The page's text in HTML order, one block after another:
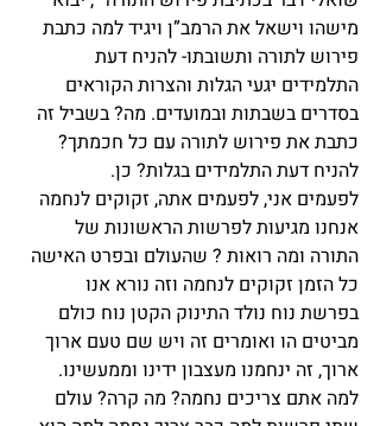
מישהו וישאל את הרמב”ן ויגיד למה כתבת
פירוש לתורה ותשובתו- להניח דעת
התלמידים יגעי הגלות והצרות הקוראים
בסדרים בשבתות ובמועדים. מה? בשביל זה
כתבת את פירוש לתורה עם כל חכמתך?
להניח דעת התלמידים בגלות? כן.
לפעמים אני, לפעמים אתה, זקוקים לנחמה
אנחנו מגיעות לפרשות הראשונות של
התורה ומה רואות ? שהעולם ובפרט האישה
כל הזמן זקוקים לנחמה וזה נורא אנו
בפרשת נוח נולד התינוק הקטן נוח כולם
מביטים הו ואומרים זה ויש שם טעם ארוך
ארוך, זה ינחמנו מעצבון ידינו וממעשינו.
למה אתם צריכים נחמה? מה קרה? עולם